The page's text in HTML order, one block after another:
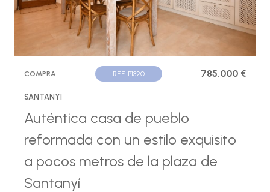
COMPRA REF. P1320 785.000 €
SANTANYI
Auténtica casa de pueblo
reformada con un estilo exquisito
a pocos metros de la plaza de
Santanyí